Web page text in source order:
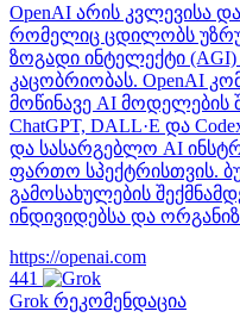
OpenAI არის კვლევისა
რომელიც ცდილობს
ზოგადი ინტელექტი
კაცობრიობას. OpenAI
მოწინავე AI მოდელების
ChatGPT, DALL·E და
და სასარგებლო AI
ფართო სპექტრისთვის.
გამოსახულების
ინდივიდებსა და
https://openai.com
441
Grok რეკომენდაცია